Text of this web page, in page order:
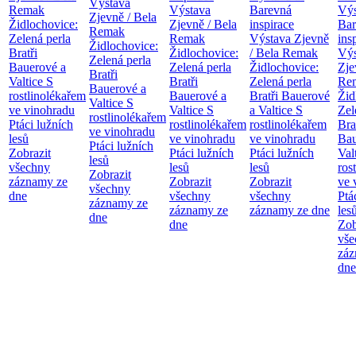
Remak
Židlochovice:
Zelená perla
Bratři
Bauerové a
Valtice S
rostlinolékařem
ve vinohradu
Ptáci lužních
lesů
Zobrazit
všechny
záznamy ze
dne
Zjevně / Bela
Remak
Židlochovice:
Zelená perla
Bratři
Bauerové a
Valtice S
rostlinolékařem
ve vinohradu
Ptáci lužních
lesů
Zobrazit
všechny
záznamy ze
dne
Výstava
Zjevně / Bela
Remak
Židlochovice:
Zelená perla
Bratři
Bauerové a
Valtice S
rostlinolékařem
ve vinohradu
Ptáci lužních
lesů
Zobrazit
všechny
záznamy ze
dne
Barevná
inspirace
Výstava Zjevně
/ Bela Remak
Židlochovice:
Zelená perla
Bratři Bauerové
a Valtice S
rostlinolékařem
ve vinohradu
Ptáci lužních
lesů
Zobrazit
všechny
záznamy ze dne
ve
dne